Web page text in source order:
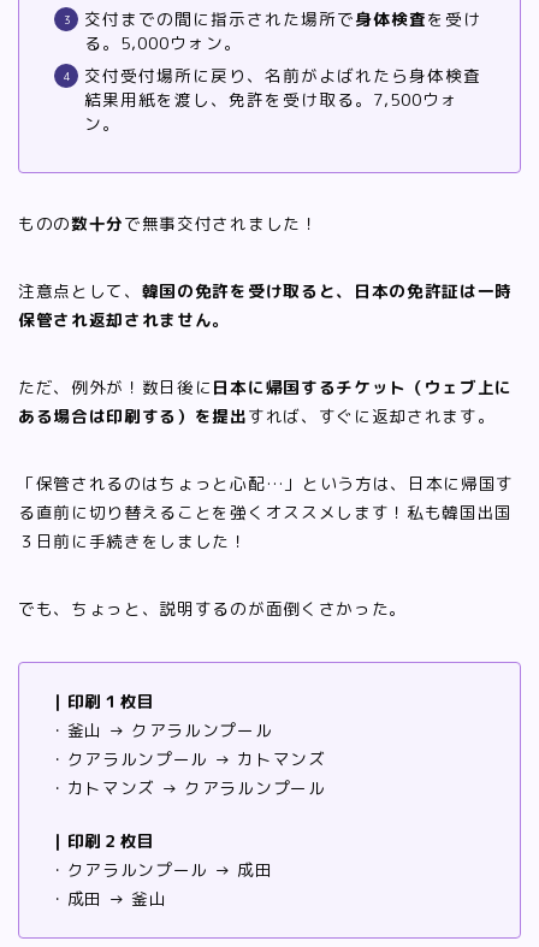
交付までの間に指示された場所で身体検査を受け
る。5,000ウォン。
交付受付場所に戻り、名前がよばれたら身体検査
結果用紙を渡し、免許を受け取る。7,500ウォ
ン。
ものの数十分で無事交付されました！
注意点として、 韓国の免許を受け取ると、日本の免許証は一時
保管され返却されません。
ただ、例外が！数日後に 日本に帰国するチケット（ウェブ上に
ある場合は印刷する）を提出すれば、すぐに返却されます。
「保管されるのはちょっと心配…」という方は、日本に帰国す
る直前に切り替えることを強くオススメします！私も韓国出国
３日前に手続きをしました！
でも、ちょっと、説明するのが面倒くさかった。
｜印刷１枚目
・釜山 → クアラルンプール
・クアラルンプール → カトマンズ
・カトマンズ → クアラルンプール
｜印刷２枚目
・クアラルンプール → 成田
・成田 → 釜山